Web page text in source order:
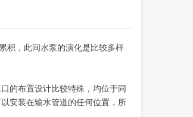
积，此间水泵的演化是比较多样
的布置设计比较特殊，均位于同
安装在输水管道的任何位置，所